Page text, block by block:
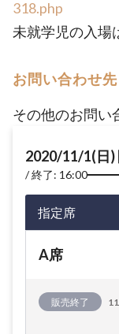
318.php
未就学児の入場
お問い合わせ先
その他のお問い
2020/11/1(日)
終了: 16:00
指定席
A席
販売終了